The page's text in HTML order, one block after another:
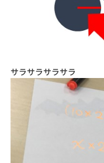
サラサラサラサラ